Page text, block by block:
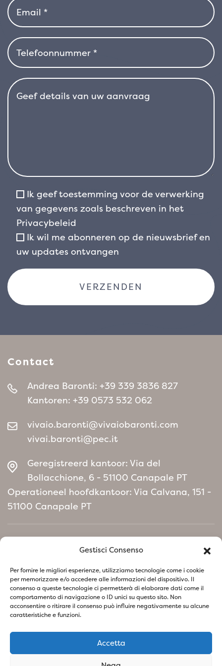
Gestisci Consenso
Per fornire le migliori esperienze, utilizziamo tecnologie come i cookie
per memorizzare e/o accedere alle informazioni del dispositivo. Il
consenso a queste tecnologie ci permetterà di elaborare dati come il
comportamento di navigazione o ID unici su questo sito. Non
acconsentire o ritirare il consenso può influire negativamente su alcune
caratteristiche e funzioni.
Accetta
combineert.
Ik geef toestemming voor de verwerking
van gegevens zoals beschreven in het
Privacybeleid
Ik wil me abonneren op de nieuwsbrief en
uw updates ontvangen
Contact
Andrea Baronti: +39 339 3836 827
Kantoren: +39 0573 532 062
vivaio.baronti@vivaiobaronti.com
vivai.baronti@pec.it
Geregistreerd kantoor: Via del
Bollacchione, 6 - 51100 Canapale PT
Operationeel hoofdkantoor: Via Calvana, 151 -
51100 Canapale PT
Home
Volg ons op sociale netwerken
Cookiebeleid